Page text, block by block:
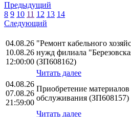
Предыдущий
8 9 10 11 12 13 14
Следующий
04.08.26
10.08.26
12:00:00
"Ремонт кабельного
нужд филиала
(ЗП608162)
Читать далее
04.08.26
07.08.26
21:59:00
Приобретение материалов
обслуживания (ЗП608157)
Читать далее